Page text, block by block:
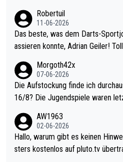
Robertuil
11-06-2026
Das beste, was dem Darts-
assieren konnte, Adrian Geiler!
Morgoth42x
07-06-2026
Die Aufstockung finde ich
16/8? Die Jugendspiele waren letztes Jahr durchaus sehr kurz
Allerdings ist Mitchell Lawrie als Nummer 1 der Welt eh qualifi
ziert. Somit ändert die
sters erstmal nichts. Ich denke sie wollen damit für nächstes J
AW1963
02-06-2026
Hallo, warum gibt es keinen Hinweis, dass die Nordic Darts Ma
sters kostenlos auf pluto.tv